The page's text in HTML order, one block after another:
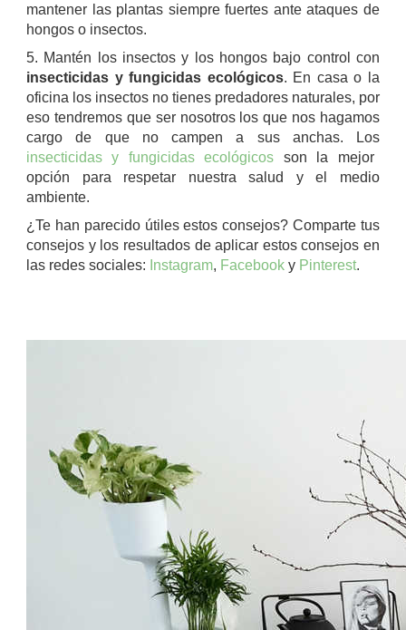
mantener las plantas siempre fuertes ante ataques de
hongos o insectos.
5. Mantén los insectos y los hongos bajo control con
insecticidas y fungicidas ecológicos. En casa o la
oficina los insectos no tienes predadores naturales, por
eso tendremos que ser nosotros los que nos hagamos
cargo de que no campen a sus anchas. Los
insecticidas y fungicidas ecológicos son la mejor
opción para respetar nuestra salud y el medio
ambiente.
¿Te han parecido útiles estos consejos? Comparte tus
consejos y los resultados de aplicar estos consejos en
las redes sociales: Instagram, Facebook y Pinterest.